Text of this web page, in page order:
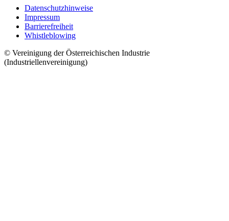
Datenschutzhinweise
Impressum
Barrierefreiheit
Whistleblowing
© Vereinigung der Österreichischen Industrie
(Industriellenvereinigung)